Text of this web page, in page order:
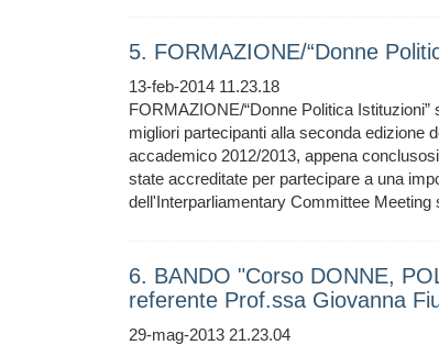
5. FORMAZIONE/“Donne
13-feb-2014 11.23.18
FORMAZIONE/“Donne Politica
migliori partecipanti alla seconda edizione
accademico 2012/2013, appena
state accreditate per partecipare a una
dell'Interparliamentary Committee Meeting
6. BANDO "Corso DONNE,
referente Prof.ssa Giovanna
29-mag-2013 21.23.04